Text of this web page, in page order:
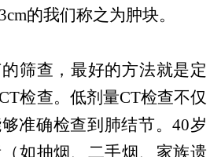
的我们称之为肿块。
查，最好的方法就是定
检查。低剂量CT检查不仅
准确检查到肺结节。40岁
如抽烟、二手烟、家族遗